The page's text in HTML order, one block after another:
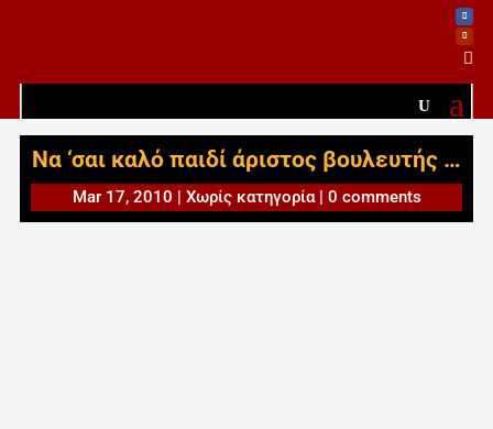

Να ‘σαι καλό παιδί άριστος βουλευτής …
Mar 17, 2010 | Χωρίς κατηγορία| 0 comments